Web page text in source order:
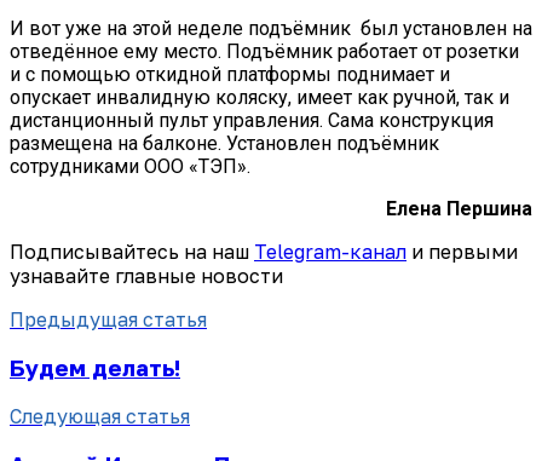
И вот уже на этой неделе подъёмник был установлен на
отведённое ему место. Подъёмник работает от розетки
и с помощью откидной платформы поднимает и
опускает инвалидную коляску, имеет как ручной, так и
дистанционный пульт управления. Сама конструкция
размещена на балконе. Установлен подъёмник
сотрудниками ООО «ТЭП».
Елена Першина
Подписывайтесь на наш Telegram-канал и первыми
узнавайте главные новости
Предыдущая статья
Будем делать!
Следующая статья